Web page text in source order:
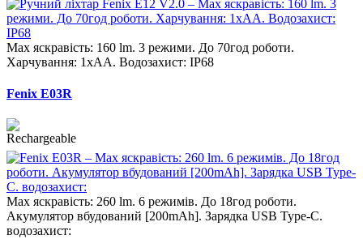
Max яскравість: 160 lm. 3 режими. До 70год роботи.
Харчування: 1xAA. Водозахист: IP68
Fenix E03R
Max яскравість: 260 lm. 6 режимів. До 18год роботи.
Акумулятор вбудований [200mAh]. Зарядка USB Type-C.
водозахист: